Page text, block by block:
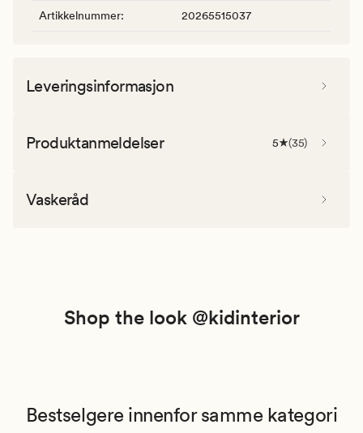
Artikkelnummer: 20265515037
Leveringsinformasjon
Produktanmeldelser 5 (35)
Vaskeråd
Shop the look @kidinterior
Bestselgere innenfor samme kategori